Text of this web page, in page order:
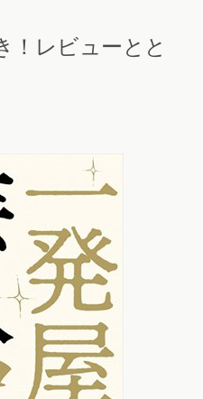
！レビューとと